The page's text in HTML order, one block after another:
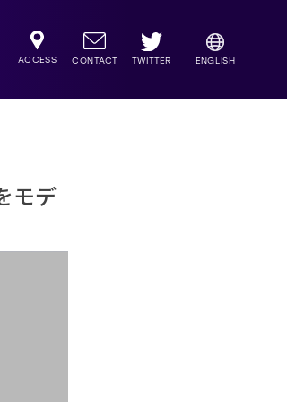
ACCESS CONTACT TWITTER ENGLISH
モデ